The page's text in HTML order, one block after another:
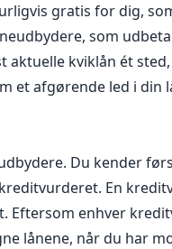
gratis for dig,
som
kviklån ét
et afgørende led i
Du kender
En
enhver
lånene, når du har